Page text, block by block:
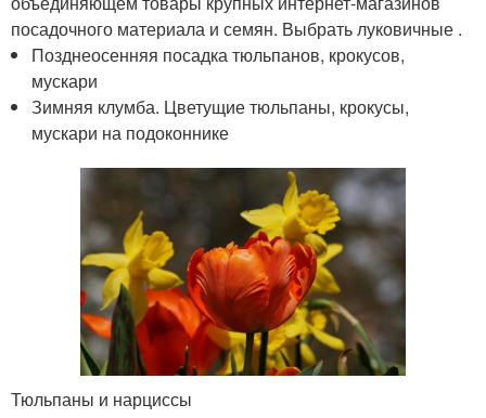
посадочного материала и семян. Выбрать луковичные .
Позднеосенняя посадка тюльпанов, крокусов,
мускари
Зимняя клумба. Цветущие тюльпаны, крокусы,
мускари на подоконнике
Тюльпаны и нарциссы